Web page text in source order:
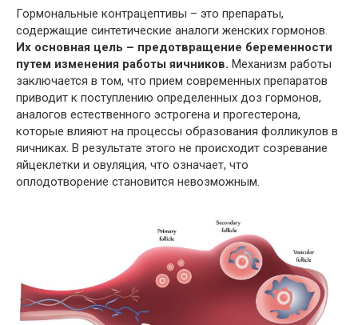
Гормональные контрацептивы – это препараты,
содержащие синтетические аналоги женских гормонов.
Их основная цель – предотвращение беременности
путем изменения работы яичников. Механизм работы
заключается в том, что прием современных препаратов
приводит к поступлению определенных доз гормонов,
аналогов естественного эстрогена и прогестерона,
которые влияют на процессы образования фолликулов в
яичниках. В результате этого не происходит созревание
яйцеклетки и овуляция, что означает, что
оплодотворение становится невозможным.